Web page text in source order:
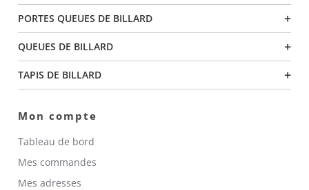
PORTES QUEUES DE BILLARD +
QUEUES DE BILLARD +
TAPIS DE BILLARD +
Mon compte
Tableau de bord
Mes commandes
Mes adresses